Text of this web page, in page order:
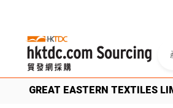
GREAT EASTERN TEXTILES